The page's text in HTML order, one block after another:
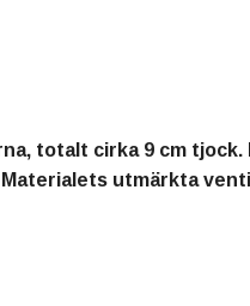
, totalt cirka 9 cm tjock.
utmärkta